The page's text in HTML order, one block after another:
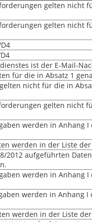
gelten nicht
gelten nicht
ist der E-Mail-
für die in Absatz 1
nicht für die in
gelten nicht
werden in Anhang I
werden in der Liste
2012 aufgeführten
werden in Anhang I
werden in Anhang I
werden in der Liste